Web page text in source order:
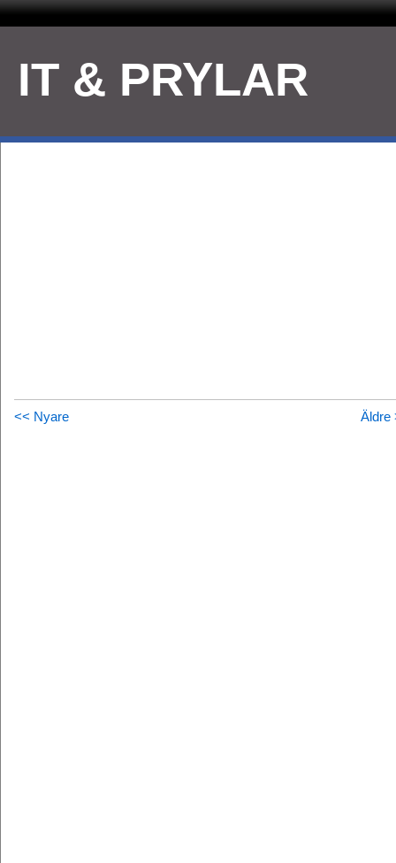
IT & PRYLAR
<< Nyare Äldre